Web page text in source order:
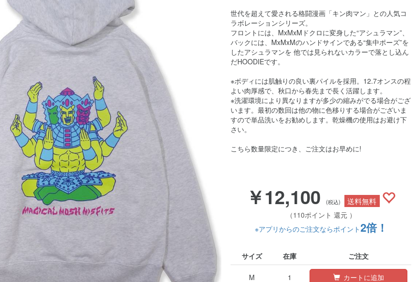
世代を超えて愛される格闘漫画「キン肉マン」との人気コ
ラボレーションシリーズ。
フロントには、MxMxMドクロに変身した“アシュラマン”、
バックには、MxMxMのハンドサインである“集中ポーズ”を
したアシュラマンを 他では見られないカラーで落とし込ん
だHOODIEです。
※ボディには肌触りの良い裏パイルを採用。12.7オンスの程
よい肉厚感で、秋口から春先まで長く活躍します。
※洗濯環境により異なりますが多少の縮みがでる場合がござ
います。最初の数回は他の物に色移りする場合がございま
すので単品洗いをお勧めします。乾燥機の使用はお避け下
さい。
こちら数量限定につき、ご注文はお早めに!
￥12,100 (税込) 送料無料
（110ポイント 還元 ）
※アプリからのご注文ならポイント2倍！
サイズ 在庫 ご注文
M 1 カートに追加